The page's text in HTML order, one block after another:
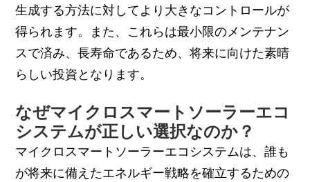
生成する方法に対してより大きなコントロールが
得られます。また、これらは最小限のメンテナン
スで済み、長寿命であるため、将来に向けた素晴
らしい投資となります。
なぜマイクロスマートソーラーエコ
システムが正しい選択なのか？
マイクロスマートソーラーエコシステムは、誰も
が将来に備えたエネルギー戦略を確立するための